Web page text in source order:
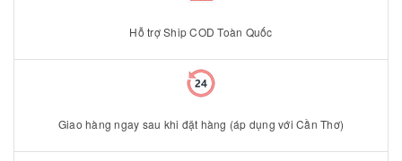
Hỗ trợ Ship COD Toàn Quốc
Giao hàng ngay sau khi đặt hàng (áp dụng với Cần Thơ)